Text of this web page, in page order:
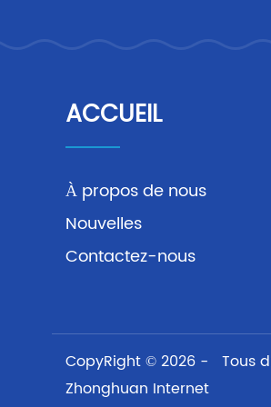
ACCUEIL
À propos de nous
Nouvelles
Contactez-nous
CopyRight © 2026 - Tous
Zhonghuan Internet